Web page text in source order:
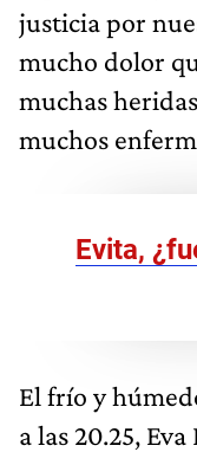
justicia por
mucho dolor
muchas
muchos
Evita,
El frío y
a las 20.25,